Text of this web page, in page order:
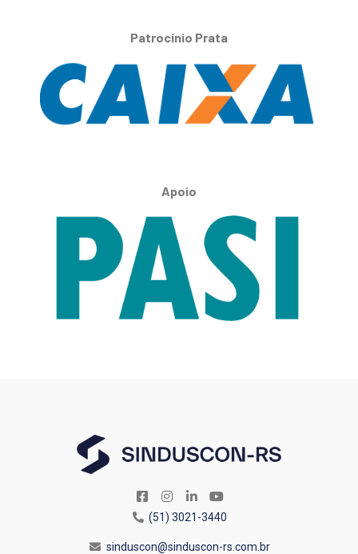
Patrocínio Prata
Apoio
(51) 3021-3440
sinduscon@sinduscon-rs.com.br